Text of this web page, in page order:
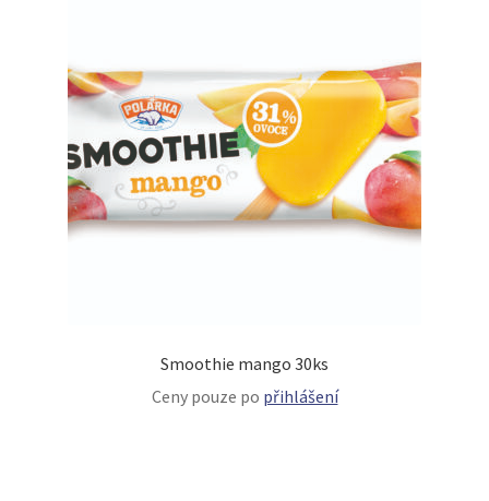
Smoothie mango 30ks
Ceny pouze po přihlášení